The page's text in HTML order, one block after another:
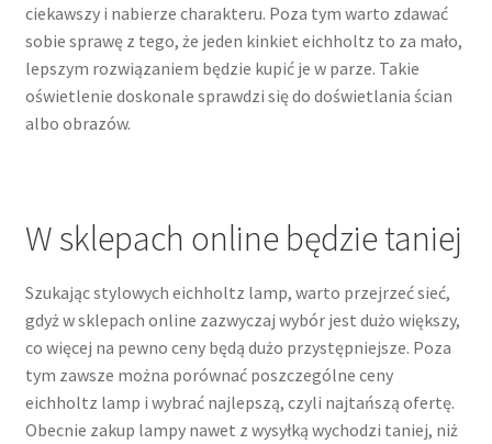
ciekawszy i nabierze charakteru. Poza tym warto zdawać
sobie sprawę z tego, że jeden kinkiet eichholtz to za mało,
lepszym rozwiązaniem będzie kupić je w parze. Takie
oświetlenie doskonale sprawdzi się do doświetlania ścian
albo obrazów.
W sklepach online będzie taniej
Szukając stylowych eichholtz lamp, warto przejrzeć sieć,
gdyż w sklepach online zazwyczaj wybór jest dużo większy,
co więcej na pewno ceny będą dużo przystępniejsze. Poza
tym zawsze można porównać poszczególne ceny
eichholtz lamp i wybrać najlepszą, czyli najtańszą ofertę.
Obecnie zakup lampy nawet z wysyłką wychodzi taniej, niż